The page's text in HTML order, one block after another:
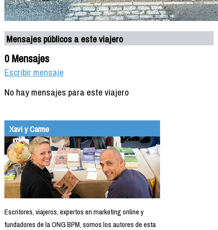
Mensajes públicos a este viajero
0 Mensajes
Escribir mensaje
No hay mensajes para este viajero
Xavi y Carme
Escritores, viajeros, expertos en marketing online y
fundadores de la ONG BPM, somos los autores de esta